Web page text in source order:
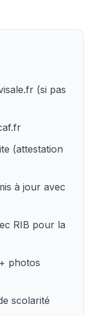
(si pas
(attestation
à jour avec
RIB pour la
photos
scolarité